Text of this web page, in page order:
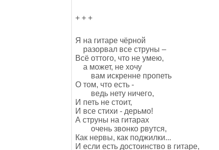
+ + +
Я на гитаре чёрной
разорвал все струны –
Всё оттого, что не умею,
а может, не хочу
вам искренне пропеть
О том, что есть -
ведь нету ничего,
И петь не стоит,
И все стихи - дерьмо!
А струны на гитарах
очень звонко рвутся,
Как нервы, как поджилки...
И если есть достоинство в гитаре,